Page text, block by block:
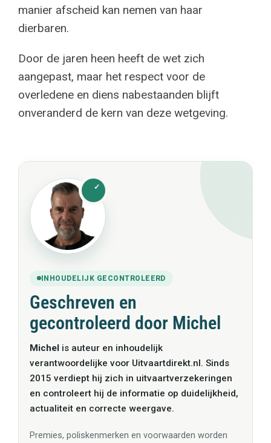
manier afscheid kan nemen van haar
dierbaren.
Door de jaren heen heeft de wet zich
aangepast, maar het respect voor de
overledene en diens nabestaanden blijft
onveranderd de kern van deze wetgeving.
INHOUDELIJK GECONTROLEERD
Geschreven en
gecontroleerd door Michel
Michelis auteur en inhoudelijk
verantwoordelijke voor Uitvaartdirekt.nl. Sinds
2015 verdiept hij zich in uitvaartverzekeringen
en controleert hij de informatie op duidelijkheid,
actualiteit en correcte weergave.
Premies, poliskenmerken en voorwaarden worden